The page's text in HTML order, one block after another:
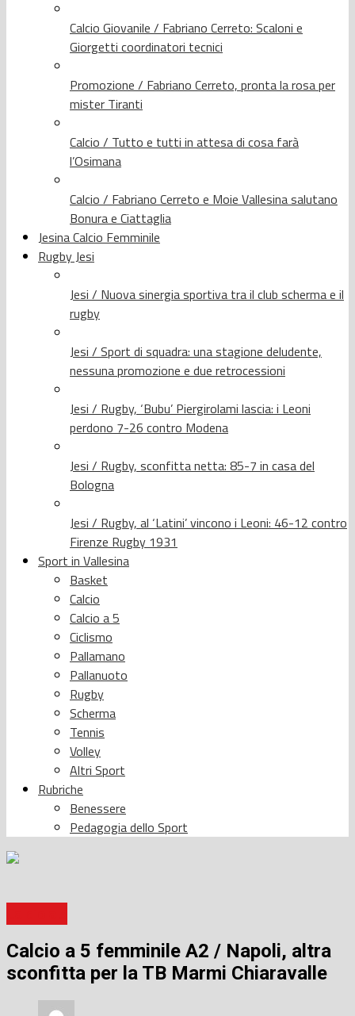
Calcio Giovanile / Fabriano Cerreto: Scaloni e
Giorgetti coordinatori tecnici
Promozione / Fabriano Cerreto, pronta la rosa per
mister Tiranti
Calcio / Tutto e tutti in attesa di cosa farà
l’Osimana
Calcio / Fabriano Cerreto e Moie Vallesina salutano
Bonura e Ciattaglia
Jesina Calcio Femminile
Rugby Jesi
Jesi / Nuova sinergia sportiva tra il club scherma e il
rugby
Jesi / Sport di squadra: una stagione deludente,
nessuna promozione e due retrocessioni
Jesi / Rugby, ‘Bubu’ Piergirolami lascia: i Leoni
perdono 7-26 contro Modena
Jesi / Rugby, sconfitta netta: 85-7 in casa del
Bologna
Jesi / Rugby, al ‘Latini’ vincono i Leoni: 46-12 contro
Firenze Rugby 1931
Sport in Vallesina
Basket
Calcio
Calcio a 5
Ciclismo
Pallamano
Pallanuoto
Rugby
Scherma
Tennis
Volley
Altri Sport
Rubriche
Benessere
Pedagogia dello Sport
Calcio a 5 femminile A2 / Napoli, altra
sconfitta per la TB Marmi Chiaravalle